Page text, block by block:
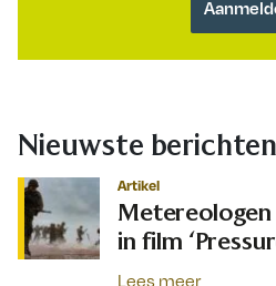
Nieuwste berichten
Artikel
in film
Lees meer